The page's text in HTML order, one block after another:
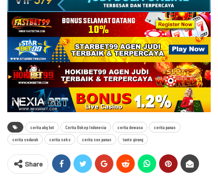
cerita abg hot Cerita Bokep Indonesia cerita dewasa cerita panas
cerita sedarah cerita seks cerita sex panas tante girang
Share